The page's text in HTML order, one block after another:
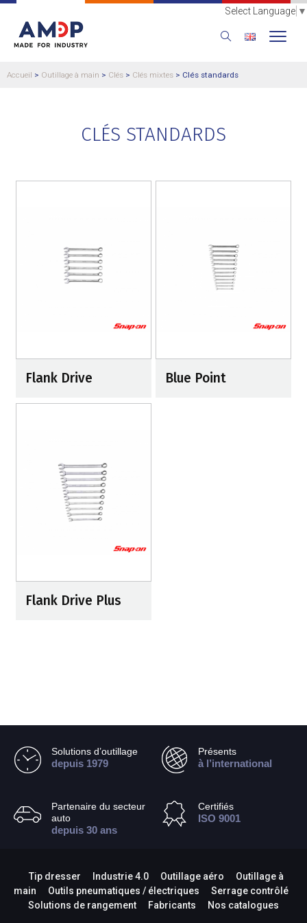
Select Language ▼
Accueil > Outillage à main > Clés > Clés mixtes > Clés standards
CLÉS STANDARDS
Flank Drive Blue Point
Flank Drive Plus
Solutions d’outillage
depuis 1979
Présents
à l’international
Partenaire du secteur
auto
depuis 30 ans
Certifiés
ISO 9001
Tip dresser Industrie 4.0 Outillage aéro
Outillage à
main
Outils pneumatiques / électriques
Serrage contrôlé
Solutions de rangement
Fabricants Nos catalogues